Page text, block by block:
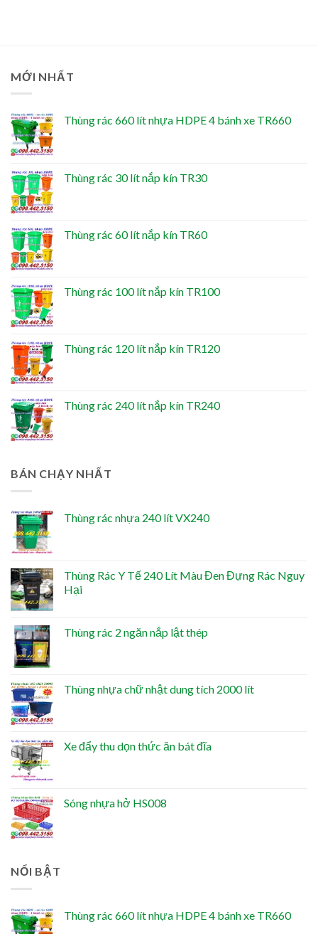
MỚI NHẤT
Thùng rác 660 lít nhựa HDPE 4 bánh xe TR660
Thùng rác 30 lít nắp kín TR30
Thùng rác 60 lít nắp kín TR60
Thùng rác 100 lít nắp kín TR100
Thùng rác 120 lít nắp kín TR120
Thùng rác 240 lít nắp kín TR240
BÁN CHẠY NHẤT
Thùng rác nhựa 240 lít VX240
Thùng Rác Y Tế 240 Lít Màu Đen Đựng Rác Nguy
Hại
Thùng rác 2 ngăn nắp lật thép
Thùng nhựa chữ nhật dung tích 2000 lít
Xe đẩy thu dọn thức ăn bát đĩa
Sóng nhựa hở HS008
NỔI BẬT
Thùng rác 660 lít nhựa HDPE 4 bánh xe TR660